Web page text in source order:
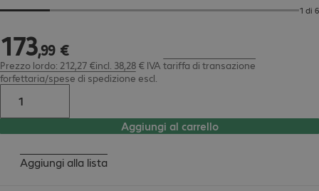
1 di 6
173,99 €
173,99 €
Prezzo lordo: 212,27 €incl. 38,28 € IVA tariffa di transazione
forfettaria/spese di spedizione escl.
Aggiungi al carrello
Aggiungi alla lista